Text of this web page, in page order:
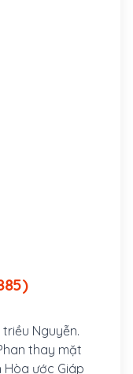
- 1885)
Nguyễn.
thay mặt
ước Giáp